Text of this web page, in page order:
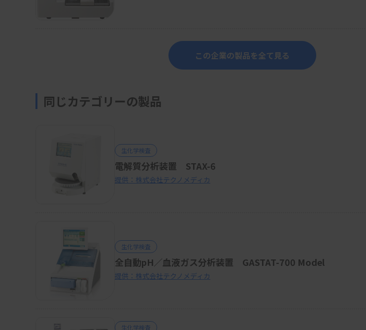
この企業の製品を全て見る
同じカテゴリーの製品
生化学検査
電解質分析装置 STAX-6
提供：株式会社テクノメディカ
生化学検査
全自動pH／血液ガス分析装置 GASTAT-700 Model
提供：株式会社テクノメディカ
生化学検査